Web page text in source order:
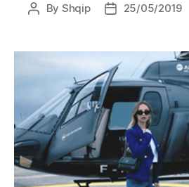
Post
By Shqip
Post25/05/2019